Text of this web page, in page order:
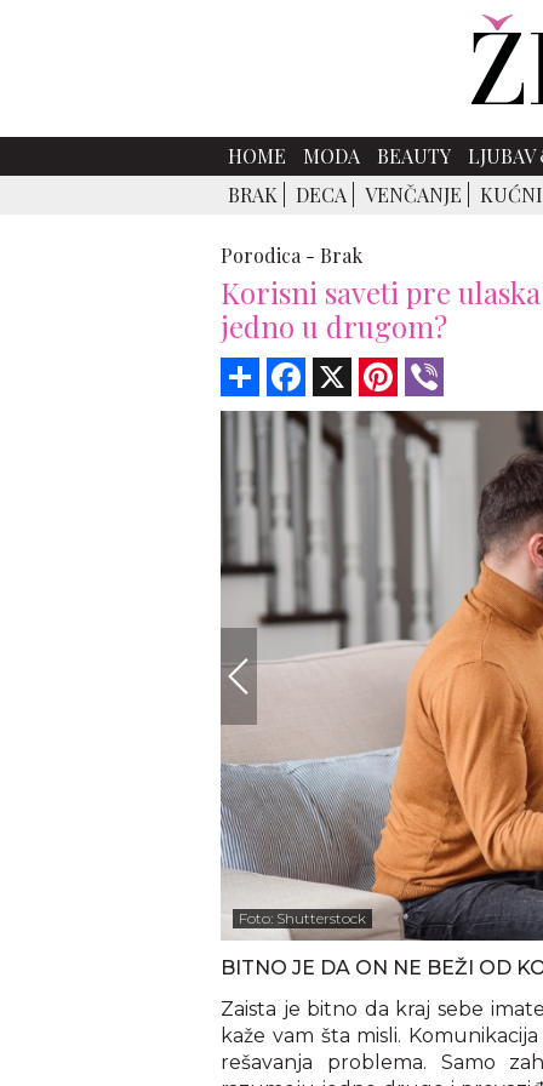
HOME MODA BEAUTY
BRAK
DECA VENČANJE
Porodica - Brak
Korisni saveti pre
jedno u drugom?
Share Facebook Pinterest
Foto: Shutterstock
BITNO JE DA ON NE BEŽI OD
Zaista je bitno da kraj sebe
kaže vam šta misli.
rešavanja problema. Samo